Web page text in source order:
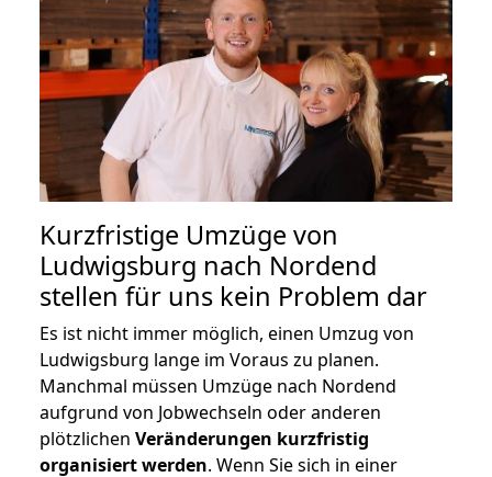
Kurzfristige Umzüge von
Ludwigsburg nach Nordend
stellen für uns kein Problem dar
Es ist nicht immer möglich, einen Umzug von
Ludwigsburg lange im Voraus zu planen.
Manchmal müssen Umzüge nach Nordend
aufgrund von Jobwechseln oder anderen
plötzlichen Veränderungen kurzfristig
organisiert werden. Wenn Sie sich in einer